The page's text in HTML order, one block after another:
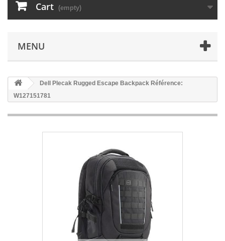
Cart (empty)
MENU
Dell Plecak Rugged Escape Backpack Référence:
W127151781